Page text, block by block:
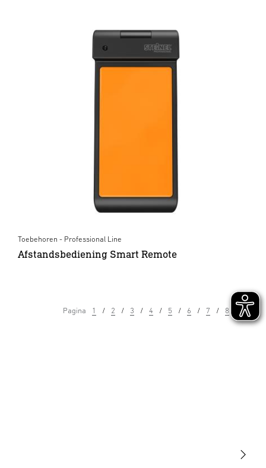
Toebehoren - Professional Line
Afstandsbediening Smart Remote
Pagina 1 2 3 4 5 6 7 8 9